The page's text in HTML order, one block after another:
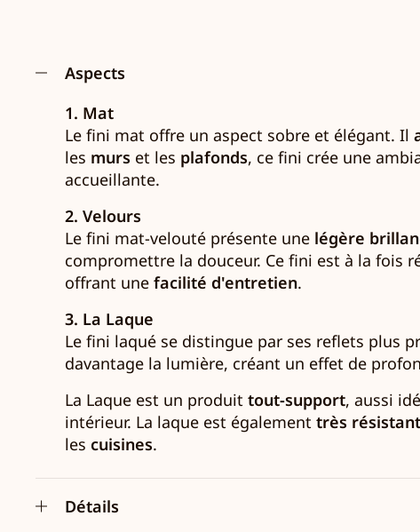
Aspects
1. Mat
Le fini mat offre un aspect sobre et élégant. Il
les murs et les plafonds, ce fini crée une
accueillante.
2. Velours
Le fini mat-velouté présente une légère
compromettre la douceur. Ce fini est à la fois
offrant une facilité d'entretien.
3. La Laque
Le fini laqué se distingue par ses reflets plus
davantage la lumière, créant un effet de
La Laque est un produit tout-support, aussi
intérieur. La laque est également très
les cuisines.
Détails